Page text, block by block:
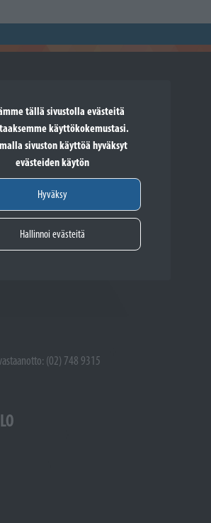
tällä sivustolla evästeitä
käyttökokemustasi.
sivuston käyttöä hyväksyt
evästeiden käytön
Hyväksy
Hallinnoi evästeitä
(02) 748 9315